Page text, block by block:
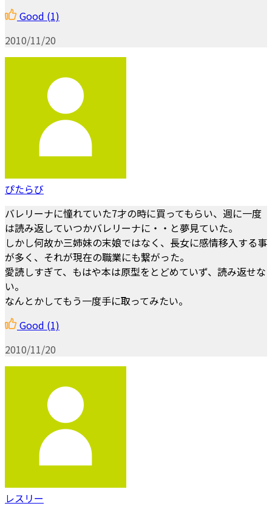
Good (1)
2010/11/20
ぴたらび
バレリーナに憧れていた7才の時に買ってもらい、週に一度
は読み返していつかバレリーナに・・と夢見ていた。
しかし何故か三姉妹の末娘ではなく、長女に感情移入する事
が多く、それが現在の職業にも繋がった。
愛読しすぎて、もはや本は原型をとどめていず、読み返せな
い。
なんとかしてもう一度手に取ってみたい。
Good (1)
2010/11/20
レスリー